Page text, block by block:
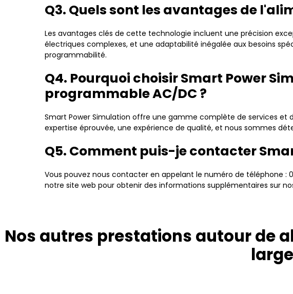
Q3. Quels sont les avantages de
Les avantages clés de cette technologie incluent une précision
électriques complexes, et une adaptabilité inégalée aux besoins
programmabilité.
Q4. Pourquoi choisir Smart Power
programmable AC/DC ?
Smart Power Simulation offre une gamme complète de services et
expertise éprouvée, une expérience de qualité, et nous sommes
Q5. Comment puis-je contacter
Vous pouvez nous contacter en appelant le numéro de téléphone :
notre site web pour obtenir des informations supplémentaires sur
Nos autres prestations autour de